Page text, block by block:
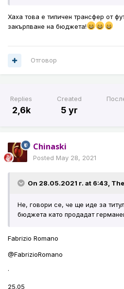
Хаха това е типичен трансфер от
закърпване на бюджета!
Отговор
Replies
2,6k
Created
5 yr
Chinaski
Posted May 28, 2021
On 28.05.2021 г. at 6:43,
Не, говори се, че ще иде за
бюджета като продадат
Fabrizio Romano
@FabrizioRomano
·
25.05